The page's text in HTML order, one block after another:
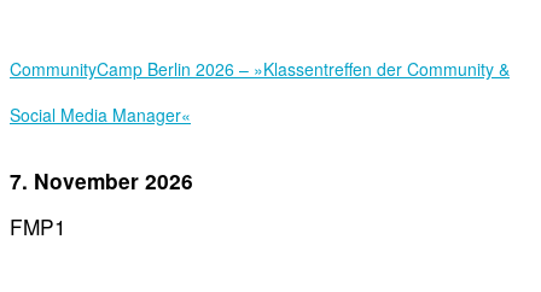
Community­Camp Berlin 2026 – »Klassentreffen der Community &
Social Media Manager«
7. November 2026
FMP1